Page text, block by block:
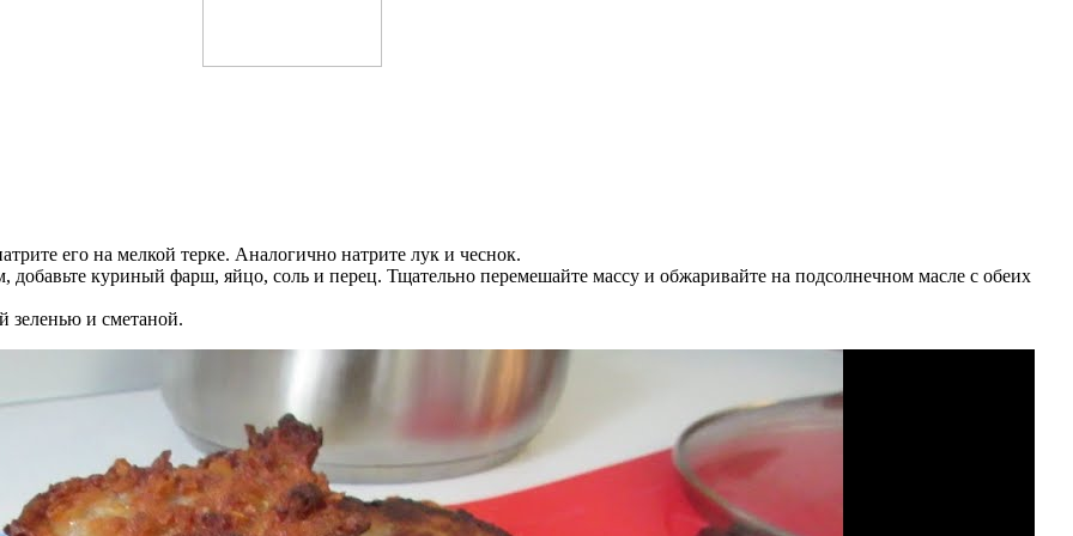
его на мелкой терке. Аналогично натрите лук и чеснок.
добавьте куриный фарш, яйцо, соль и перец. Тщательно перемешайте массу и обжаривайте на подсолнечном масле с обеих
зеленью и сметаной.